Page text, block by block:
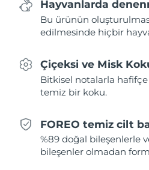
Hayvanlarda
Bu ürünün
edilmesinde hiçbir
Çiçeksi ve Misk
Bitkisel notalarla
temiz bir koku.
FOREO temiz cilt
%89 doğal bileşenlerle
bileşenler olmadan
Slovakya
Güney Afrika
İspanya